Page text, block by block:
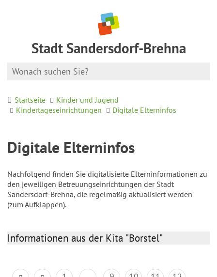
Stadt Sandersdorf-Brehna
Startseite
Kinder und Jugend
Kindertageseinrichtungen
Digitale Elterninfos
Digitale Elterninfos
Nachfolgend finden Sie digitalisierte Elterninformationen zu
den jeweiligen Betreuungseinrichtungen der Stadt
Sandersdorf-Brehna, die regelmäßig aktualisiert werden
(zum Aufklappen).
Informationen aus der Kita "Borstel"